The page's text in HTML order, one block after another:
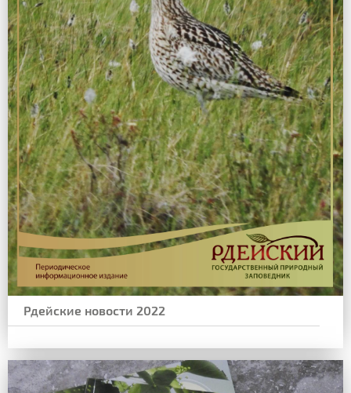
Рдейские новости 2022